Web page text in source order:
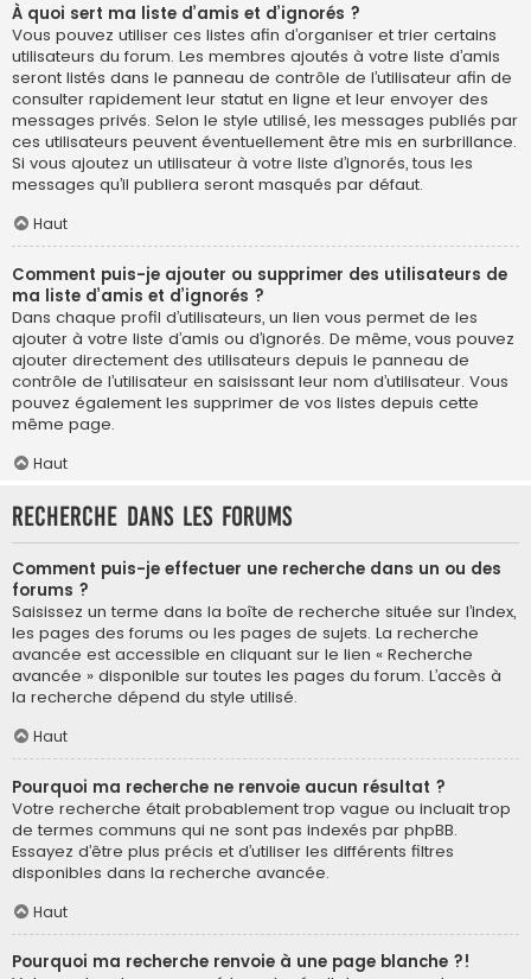
À quoi sert ma liste d’amis et d’ignorés ?
Vous pouvez utiliser ces listes afin d’organiser et trier certains
utilisateurs du forum. Les membres ajoutés à votre liste d’amis
seront listés dans le panneau de contrôle de l’utilisateur afin de
consulter rapidement leur statut en ligne et leur envoyer des
messages privés. Selon le style utilisé, les messages publiés par
ces utilisateurs peuvent éventuellement être mis en surbrillance.
Si vous ajoutez un utilisateur à votre liste d’ignorés, tous les
messages qu’il publiera seront masqués par défaut.
Haut
Comment puis-je ajouter ou supprimer des utilisateurs de
ma liste d’amis et d’ignorés ?
Dans chaque profil d’utilisateurs, un lien vous permet de les
ajouter à votre liste d’amis ou d’ignorés. De même, vous pouvez
ajouter directement des utilisateurs depuis le panneau de
contrôle de l’utilisateur en saisissant leur nom d’utilisateur. Vous
pouvez également les supprimer de vos listes depuis cette
même page.
Haut
Recherche dans les forums
Comment puis-je effectuer une recherche dans un ou des
forums ?
Saisissez un terme dans la boîte de recherche située sur l’index,
les pages des forums ou les pages de sujets. La recherche
avancée est accessible en cliquant sur le lien « Recherche
avancée » disponible sur toutes les pages du forum. L’accès à
la recherche dépend du style utilisé.
Haut
Pourquoi ma recherche ne renvoie aucun résultat ?
Votre recherche était probablement trop vague ou incluait trop
de termes communs qui ne sont pas indexés par phpBB.
Essayez d’être plus précis et d’utiliser les différents filtres
disponibles dans la recherche avancée.
Haut
Pourquoi ma recherche renvoie à une page blanche ?!